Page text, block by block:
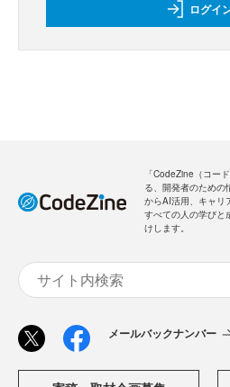
ログイ
「CodeZine（コー
る、開発者のための
からAI活用、キャリ
すべての人の学びと
けします。
メールバックナンバー